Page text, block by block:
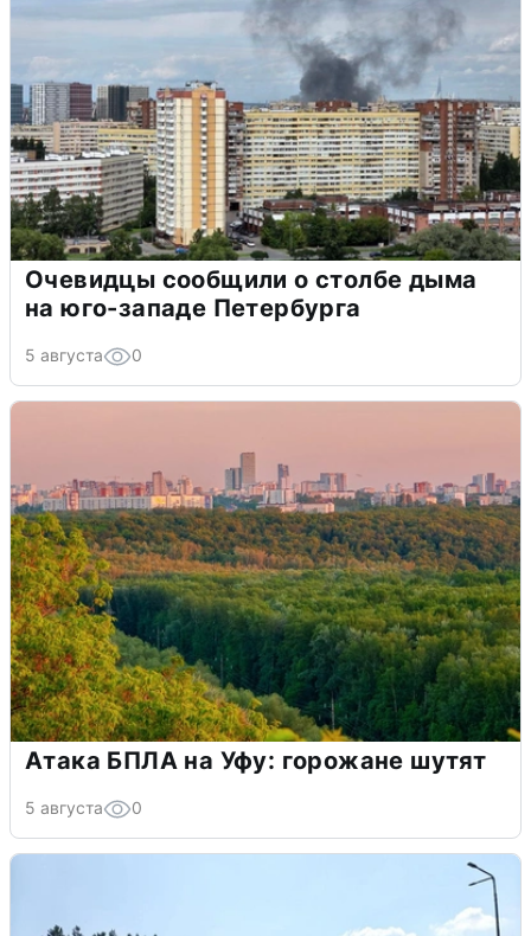
Очевидцы сообщили о столбе дыма
на юго-западе Петербурга
5 августа 0
Атака БПЛА на Уфу: горожане шутят
5 августа 0